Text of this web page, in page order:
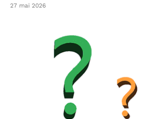
27 mai 2026